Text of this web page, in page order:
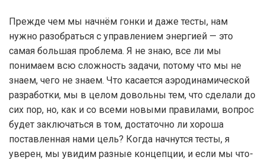
Прежде чем мы начнём гонки и даже тесты, нам
нужно разобраться с управлением энергией — это
самая большая проблема. Я не знаю, все ли мы
понимаем всю сложность задачи, потому что мы не
знаем, чего не знаем. Что касается аэродинамической
разработки, мы в целом довольны тем, что сделали до
сих пор, но, как и со всеми новыми правилами, вопрос
будет заключаться в том, достаточно ли хороша
поставленная нами цель? Когда начнутся тесты, я
уверен, мы увидим разные концепции, и если мы что-